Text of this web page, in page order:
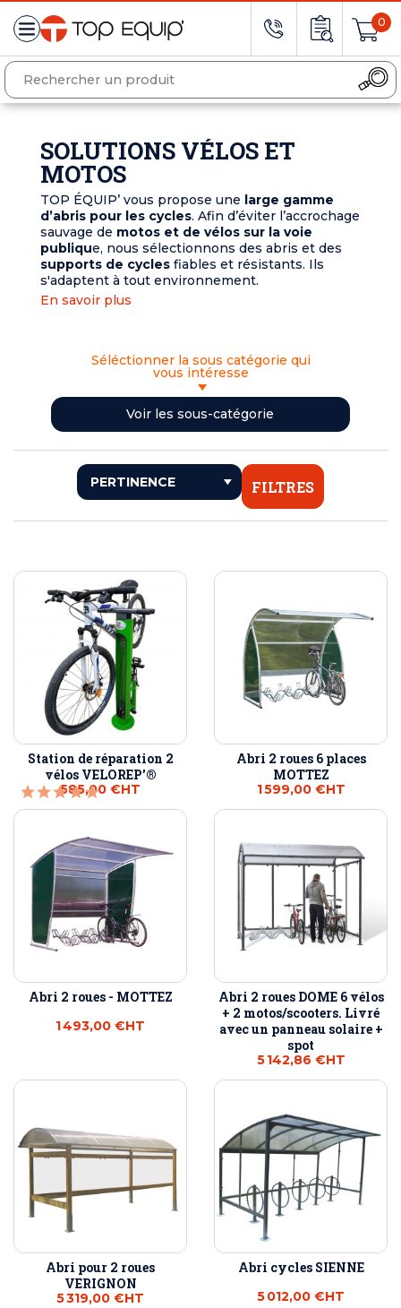
0
SOLUTIONS VÉLOS ET
MOTOS
TOP ÉQUIP’ vous propose une large gamme
d’abris pour les cycles. Afin d’éviter l’accrochage
sauvage de motos et de vélos sur la voie
publique, nous sélectionnons des abris et des
supports de cycles fiables et résistants. Ils
s'adaptent à tout environnement.
En savoir plus
Séléctionner la sous catégorie qui
vous intéresse
<< RETOUR
ABRIS VÉLOS ET MOTOS
RÂTELIERS À VÉLOS
STATIONS SERVICES POUR VÉLOS
Voir les sous-catégorie
FILTRES
Station de réparation 2
vélos VELOREP'®
585,00 €HT
Abri 2 roues 6 places
MOTTEZ
1 599,00 €HT
Abri 2 roues - MOTTEZ
1 493,00 €HT
Abri 2 roues DOME 6 vélos
+ 2 motos/scooters. Livré
avec un panneau solaire +
spot
5 142,86 €HT
Abri pour 2 roues
VERIGNON
5 319,00 €HT
Abri cycles SIENNE
5 012,00 €HT